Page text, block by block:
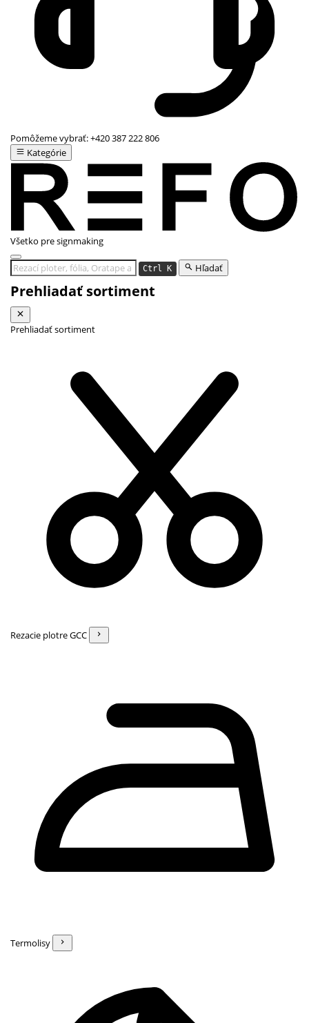
Pomôžeme vybrať:+420 387 222 806
Kategórie
Všetko pre signmaking
Ctrl K Hľadať
Prehliadať sortiment
Prehliadať sortiment
Rezacie plotre GCC
Termolisy